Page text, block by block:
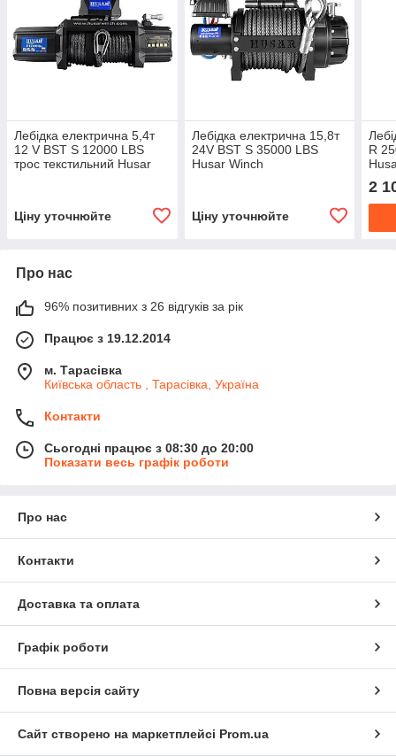
Лебідка електрична 5,4т
12 V BST S 12000 LBS
трос текстильний Husar
Ціну уточнюйте
Лебідка електрична 15,8т
24V BST S 35000 LBS
Husar Winch
Ціну уточнюйте
R
2
Про нас
96% позитивних з 26 відгуків за рік
Працює з 19.12.2014
м. Тарасівка
Київська область , Тарасівка, Україна
Контакти
Сьогодні працює з 08:30 до 20:00
Показати весь графік роботи
Про нас
Контакти
Доставка та оплата
Графік роботи
Повна версія сайту
Сайт створено на маркетплейсі Prom.ua